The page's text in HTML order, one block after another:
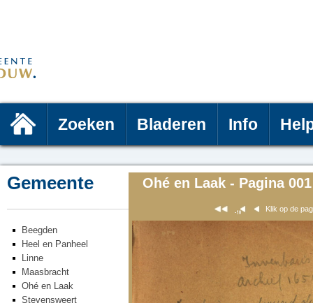
Zoeken Bladeren Info
Gemeente
Beegden
Heel en Panheel
Linne
Maasbracht
Ohé en Laak
Stevensweert
Ohé en Laak - Pagina 001
Klik op de